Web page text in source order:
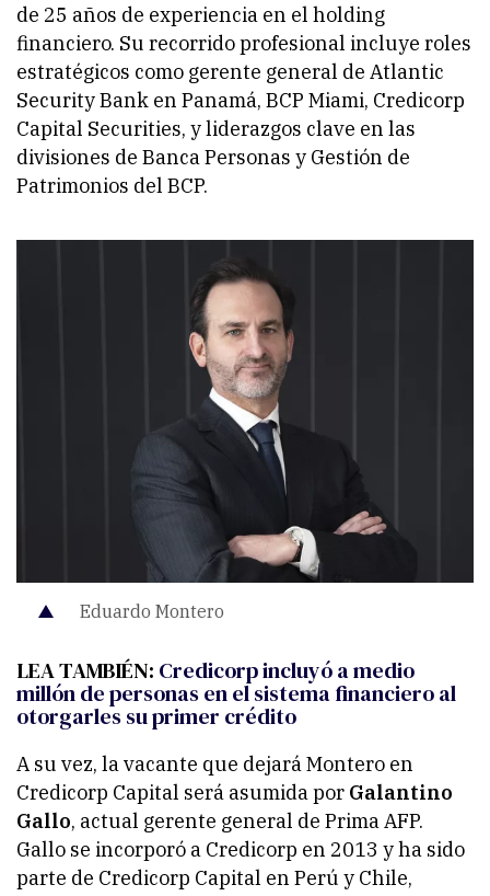
de 25 años de experiencia en el holding
financiero. Su recorrido profesional incluye roles
estratégicos como gerente general de Atlantic
Security Bank en Panamá, BCP Miami, Credicorp
Capital Securities, y liderazgos clave en las
divisiones de Banca Personas y Gestión de
Patrimonios del BCP.
Eduardo Montero
LEA TAMBIÉN: Credicorp incluyó a medio
millón de personas en el sistema financiero al
otorgarles su primer crédito
A su vez, la vacante que dejará Montero en
Credicorp Capital será asumida por Galantino
Gallo, actual gerente general de Prima AFP.
Gallo se incorporó a Credicorp en 2013 y ha sido
parte de Credicorp Capital en Perú y Chile,